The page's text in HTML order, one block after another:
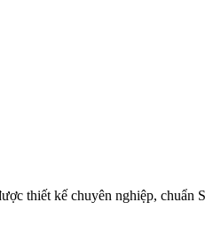
thiết kế chuyên nghiệp, chuẩn